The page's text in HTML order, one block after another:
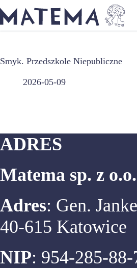
do
treści
Smyk. Przedszkole Niepubliczne
2026-05-09
ADRES
Matema sp. z o.o.
Adres: Gen.
40-615 Katowice
NIP: 954-285-88-